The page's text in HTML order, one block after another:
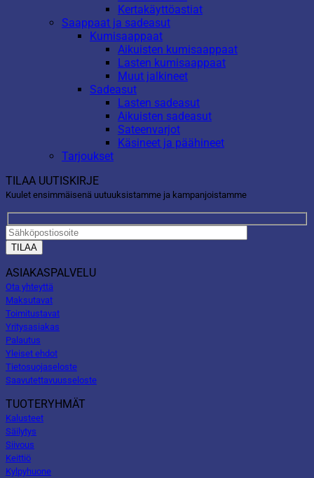
Kertakäyttöastiat
Saappaat ja sadeasut
Kumisaappaat
Aikuisten kumisaappaat
Lasten kumisaappaat
Muut jalkineet
Sadeasut
Lasten sadeasut
Aikuisten sadeasut
Sateenvarjot
Käsineet ja päähineet
Tarjoukset
TILAA UUTISKIRJE
Kuulet ensimmäisenä uutuuksistamme ja kampanjoistamme
ASIAKASPALVELU
Ota yhteyttä
Maksutavat
Toimitustavat
Yritysasiakas
Palautus
Yleiset ehdot
Tietosuojaseloste
Saavutettavuusseloste
TUOTERYHMÄT
Kalusteet
Säilytys
Siivous
Keittiö
Kylpyhuone